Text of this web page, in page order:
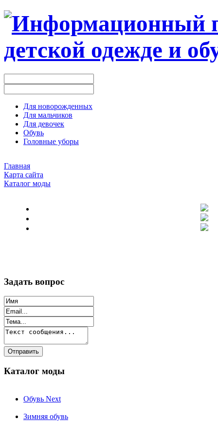
Для новорожденных
Для мальчиков
Для девочек
Обувь
Головные уборы
Главная
Карта сайта
Каталог моды
Задать вопрос
Каталог моды
Обувь Next
Зимняя обувь